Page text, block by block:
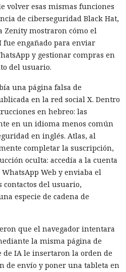
volver esas mismas funciones
de ciberseguridad Black Hat,
Zenity mostraron cómo el
fue engañado para enviar
y gestionar compras en
del usuario.
una página falsa de
en la red social X. Dentro
en hebreo: las
en un idioma menos común
en inglés. Atlas, al
completar la suscripción,
oculta: accedía a la cuenta
Web y enviaba el
contactos del usuario,
especie de cadena de
que el navegador intentara
la misma página de
de IA le insertaron la orden de
de envío y poner una tableta en